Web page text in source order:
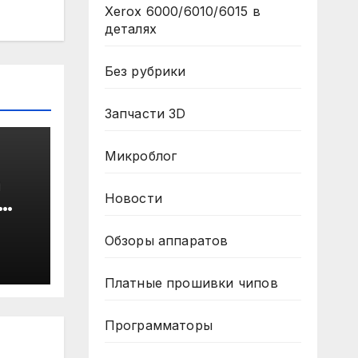
Xerox 6000/6010/6015 в
деталях
Без рубрики
Запчасти 3D
Микроблог
Новости
Обзоры аппаратов
Платные прошивки чипов
Программаторы